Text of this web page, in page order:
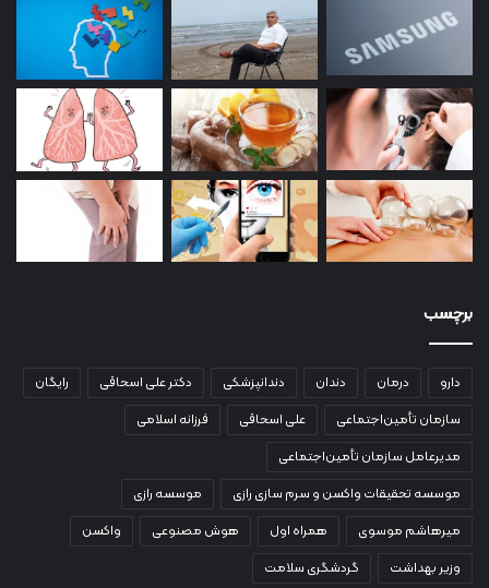
برچسب
دارو درمان دندان دندانپزشکی دکتر علی اسحاقی
رایگان
سازمان تأمین‌اجتماعی
علی اسحاقی
فرزانه اسلامی
مدیرعامل سازمان تأمین‌اجتماعی
موسسه تحقیقات واکسن و سرم سازی رازی
موسسه رازی
میرهاشم موسوی
همراه اول هوش مصنوعی
واکسن
وزیر بهداشت
گردشگری سلامت